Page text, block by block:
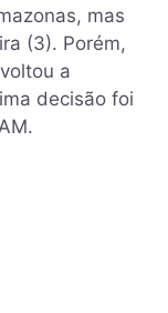
mas
(3). Porém,
a
decisão foi